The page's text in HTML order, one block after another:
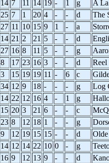
14 7 11 14 19 - 1 g
A
25 7 1 20 4 - - d
The
27 11 10 15 9 1 - a
14 21 2 21 5 - - d
27 16 8 11 5 - - g
8 17 23 16 3 - - d
Reel
3 15 19 19 11 - 6 c
34 12 9 18 - - - g
Log
14 22 12 16 4 - 1 g
15 20 3 21 6 - - c
23 8 12 18 1 - - g
9 12 19 15 15 - - d
14 12 14 22 10 0 - g
16 9 12 13 9 - - d